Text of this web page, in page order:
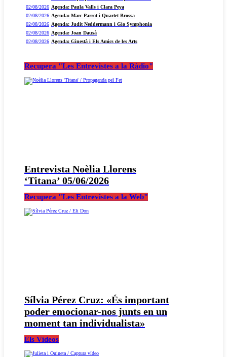
02/08/2026 Agenda: Paula Valls i Clara Peya
02/08/2026 Agenda: Marc Parrot i Quartet Brossa
02/08/2026 Agenda: Judit Neddermann i Gio Symphonia
02/08/2026 Agenda: Joan Dausà
02/08/2026 Agenda: Ginestà i Els Amics de les Arts
Recupera "Les Entrevistes a la Ràdio"
Entrevista Noèlia Llorens
‘Titana’ 05/06/2026
Recupera "Les Entrevistes a la Web"
Sílvia Pérez Cruz: «És important
poder emocionar-nos junts en un
moment tan individualista»
Els Vídeos